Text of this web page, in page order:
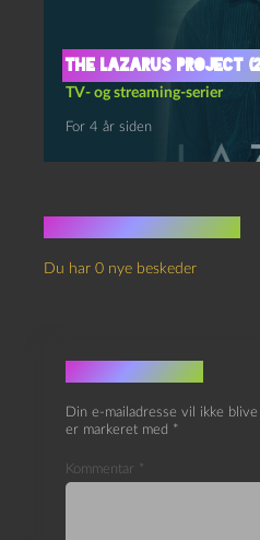
The Lazarus project
TV- og streaming-serier
For 4 år siden
Du har 0 nye beskeder
Skriv et svar
Din e-mailadresse vil ikke
er markeret med *
Kommentar *